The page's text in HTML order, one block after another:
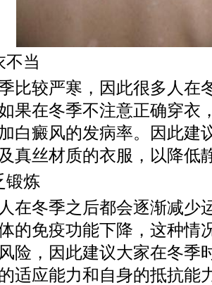
当
较严寒，因此很多人在
果在冬季不注意正确穿衣
白癜风的发病率。因此建
真丝材质的衣服，以降低
炼
冬季之后都会逐渐减少
的免疫功能下降，这种情
险，因此建议大家在冬季
适应能力和自身的抵抗能